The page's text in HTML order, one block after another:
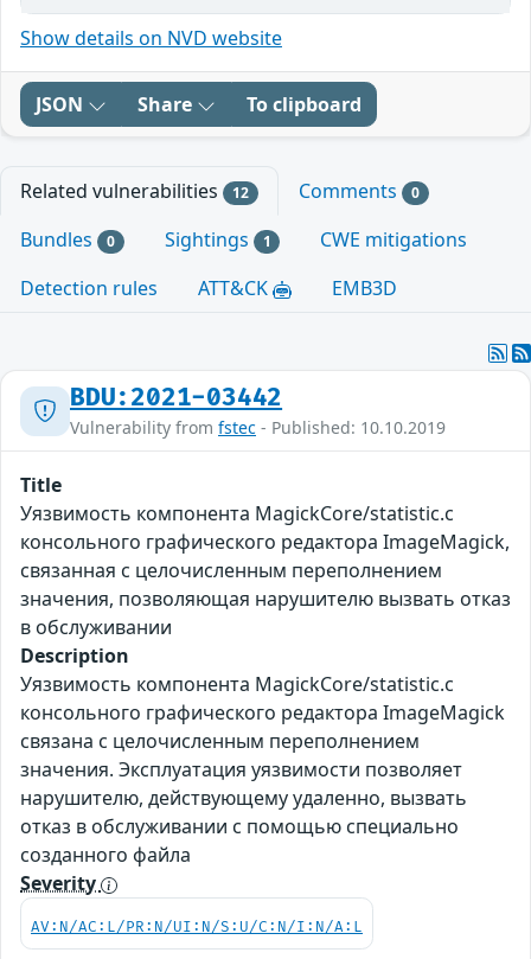
Show details on NVD website
JSON Share To clipboard
Related vulnerabilities 12 Comments 0
Bundles 0 Sightings 1
CWE mitigations
Detection rules
ATT&CK EMB3D
BDU:2021-03442
Vulnerability from fstec - Published: 10.10.2019
Title
Уязвимость компонента MagickCore/statistic.c
консольного графического редактора ImageMagick,
связанная с целочисленным переполнением
значения, позволяющая нарушителю вызвать отказ
в обслуживании
Description
Уязвимость компонента MagickCore/statistic.c
консольного графического редактора ImageMagick
связана с целочисленным переполнением
значения. Эксплуатация уязвимости позволяет
нарушителю, действующему удаленно, вызвать
отказ в обслуживании с помощью специально
созданного файла
Severity
AV:N/AC:L/PR:N/UI:N/S:U/C:N/I:N/A:L